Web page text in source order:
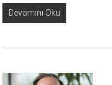
Devamını Oku